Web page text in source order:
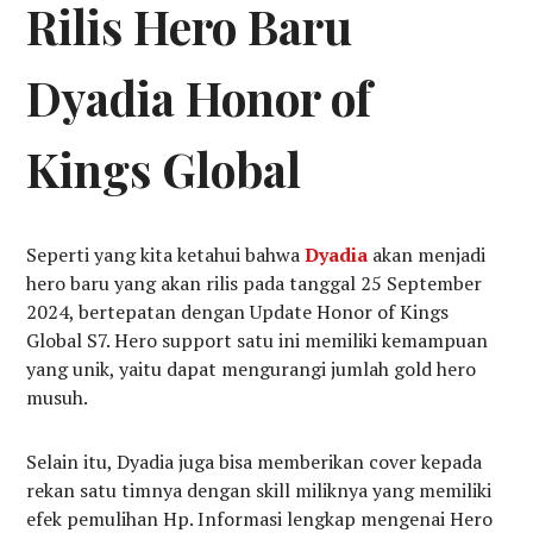
Rilis Hero Baru
Dyadia Honor of
Kings Global
Seperti yang kita ketahui bahwaDyadia akan menjadi
hero baru yang akan rilis pada tanggal 25 September
2024, bertepatan dengan Update Honor of Kings
Global S7. Hero support satu ini memiliki kemampuan
yang unik, yaitu dapat mengurangi jumlah gold hero
musuh.
Selain itu, Dyadia juga bisa memberikan cover kepada
rekan satu timnya dengan skill miliknya yang memiliki
efek pemulihan Hp. Informasi lengkap mengenai Hero